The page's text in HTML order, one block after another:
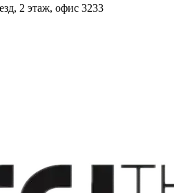
2 этаж, офис 3233